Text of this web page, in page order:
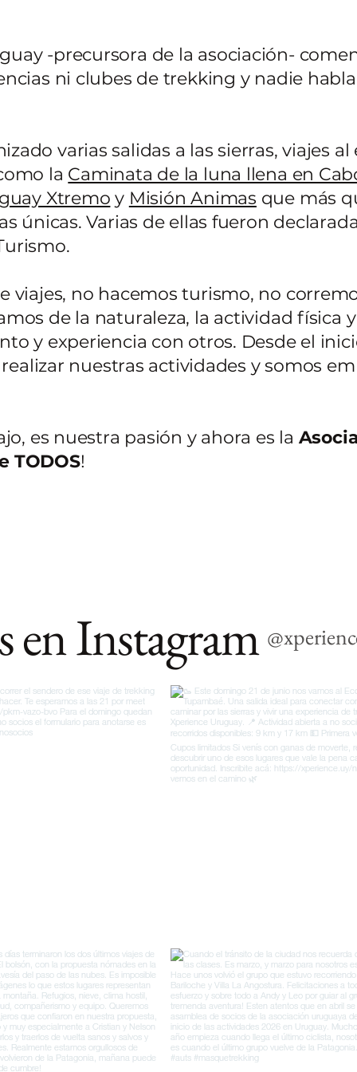
-precursora de la asociación-
ni clubes de trekking y nadie
varias salidas a las sierras, viajes al
la Caminata de la luna llena en
Xtremo y Misión Animas que más
únicas. Varias de ellas fueron
viajes, no hacemos turismo, no
de la naturaleza, la actividad física
y experiencia con otros. Desde el
nuestras actividades y somos
es nuestra pasión y ahora es la
TODOS!
en Instagram